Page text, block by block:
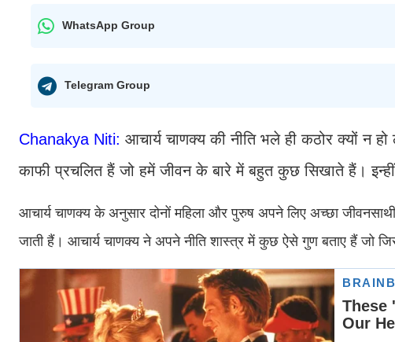
WhatsApp Group
Telegram Group
Chanakya Niti: आचार्य चाणक्य की नीति भले ही कठोर क्यों न
काफी प्रचलित हैं जो हमें जीवन के बारे में बहुत कुछ सिखाते हैं।
आचार्य चाणक्य के अनुसार दोनों महिला और पुरुष अपने लिए अच्छा
जाती हैं। आचार्य चाणक्‍य ने अपने नीति शास्‍त्र में कुछ ऐसे गुण बताए हैं जो